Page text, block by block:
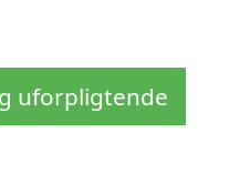
uforpligtende